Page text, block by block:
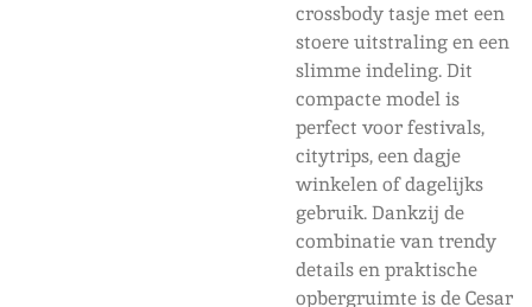
crossbody tasje met een
stoere uitstraling en een
slimme indeling. Dit
compacte model is
perfect voor festivals,
citytrips, een dagje
winkelen of dagelijks
gebruik. Dankzij de
combinatie van trendy
details en praktische
opbergruimte is de Cesar